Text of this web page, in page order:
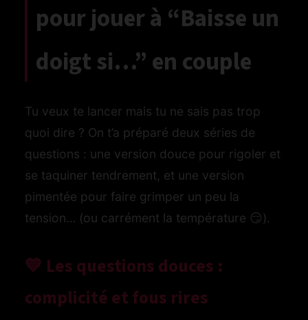
pour jouer à “Baisse un
doigt si…” en couple
Tu veux te lancer mais tu ne sais pas trop
quoi dire ? On t’a préparé deux séries de
questions : une version douce pour rigoler et
se taquiner tendrement, et une version
pimentée pour faire grimper un peu la
tension… (ou carrément la température 😏).
💛 Les questions douces :
complicité et fous rires